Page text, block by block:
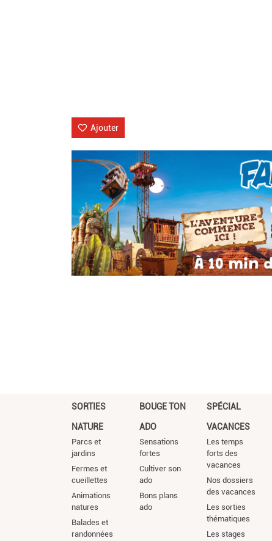
Ajouter
SORTIES
NATURE
Parcs et
jardins
Fermes et
cueillettes
Animations
natures
Balades et
randonnées
BOUGE TON
ADO
Sensations
fortes
Cultiver son
ado
Bons plans
ado
SPÉCIAL
VACANCES
Les temps
forts des
vacances
Nos dossiers
des vacances
Les sorties
thématiques
Les stages